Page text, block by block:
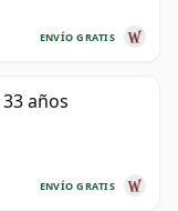
ENVÍO GRATIS
años
ENVÍO GRATIS